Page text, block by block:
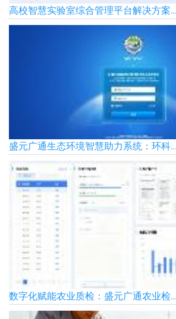
高校智慧实验室综合管理平台解决方案...
盛元广通生态环境智慧助力系统：环科...
数字化赋能农业质检：盛元广通农业检...